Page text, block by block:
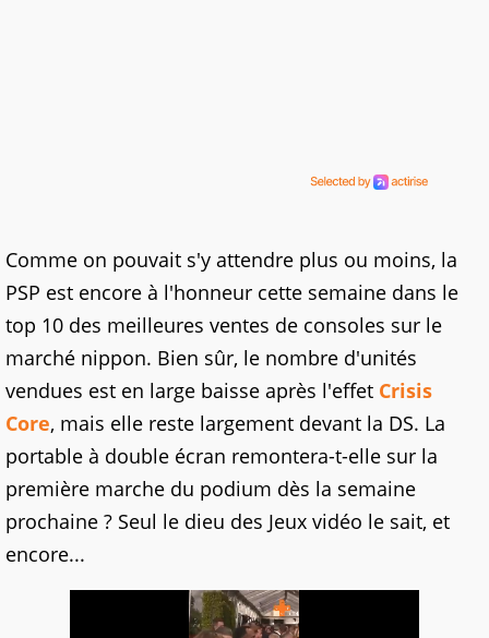
Comme on pouvait s'y attendre plus ou moins, la
PSP est encore à l'honneur cette semaine dans le
top 10 des meilleures ventes de consoles sur le
marché nippon. Bien sûr, le nombre d'unités
vendues est en large baisse après l'effet Crisis
Core, mais elle reste largement devant la DS. La
portable à double écran remontera-t-elle sur la
première marche du podium dès la semaine
prochaine ? Seul le dieu des Jeux vidéo le sait, et
encore...